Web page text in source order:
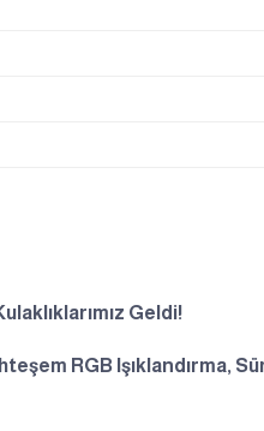
Geldi!
RGB Işıklandırma,